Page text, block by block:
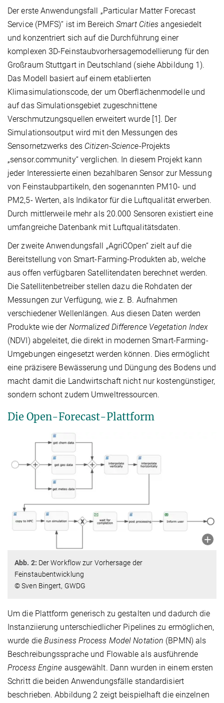
Der erste Anwendungsfall „Particular Matter Forecast
Service (PMFS)“ ist im BereichSmart Cities angesiedelt
und konzentriert sich auf die Durchführung einer
komplexen 3D-Feinstaubvorhersagemodellierung für den
Großraum Stuttgart in Deutschland (siehe Abbildung 1).
Das Modell basiert auf einem etablierten
Klimasimulationscode, der um Oberflächenmodelle und
auf das Simulationsgebiet zugeschnittene
Verschmutzungsquellen erweitert wurde [1]. Der
Simulationsoutput wird mit den Messungen des
Sensornetzwerks des Citizen-Science-Projekts
„sensor.community“ verglichen. In diesem Projekt kann
jeder Interessierte einen bezahlbaren Sensor zur Messung
von Feinstaubpartikeln, den sogenannten PM10- und
PM2,5- Werten, als Indikator für die Luftqualität erwerben.
Durch mittlerweile mehr als 20.000 Sensoren existiert eine
umfangreiche Datenbank mit Luftqualitätsdaten.
Der zweite Anwendungsfall „AgriCOpen“ zielt auf die
Bereitstellung von Smart-Farming-Produkten ab, welche
aus offen verfügbaren Satellitendaten berechnet werden.
Die Satellitenbetreiber stellen dazu die Rohdaten der
Messungen zur Verfügung, wie z. B. Aufnahmen
verschiedener Wellenlängen. Aus diesen Daten werden
Produkte wie der Normalized Difference Vegetation Index
(NDVI) abgeleitet, die direkt in modernen Smart-Farming-
Umgebungen eingesetzt werden können. Dies ermöglicht
eine präzisere Bewässerung und Düngung des Bodens und
macht damit die Landwirtschaft nicht nur kostengünstiger,
sondern schont zudem Umweltressourcen.
Die Open-Forecast-Plattform
Abb. 2: Der Workflow zur Vorhersage der
Feinstaubentwicklung
© Sven Bingert, GWDG
Um die Plattform generisch zu gestalten und dadurch die
Instanziierung unterschiedlicher Pipelines zu ermöglichen,
wurde die Business Process Model Notation (BPMN) als
Beschreibungssprache und Flowable als ausführende
Process Engine ausgewählt. Dann wurden in einem ersten
Schritt die beiden Anwendungsfälle standardisiert
beschrieben. Abbildung 2 zeigt beispielhaft die einzelnen